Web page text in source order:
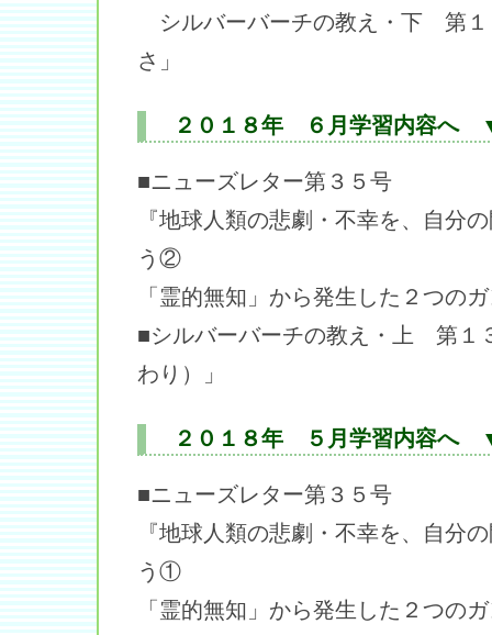
シルバーバーチの教え・下 第１
さ」
２０１８年 ６月学習内容へ
■ニューズレター第３５号
『地球人類の悲劇・不幸を、自分
う②
「霊的無知」から発生した２つの
■シルバーバーチの教え・上 第１
わり）」
２０１８年 ５月学習内容へ
■ニューズレター第３５号
『地球人類の悲劇・不幸を、自分
う①
「霊的無知」から発生した２つの